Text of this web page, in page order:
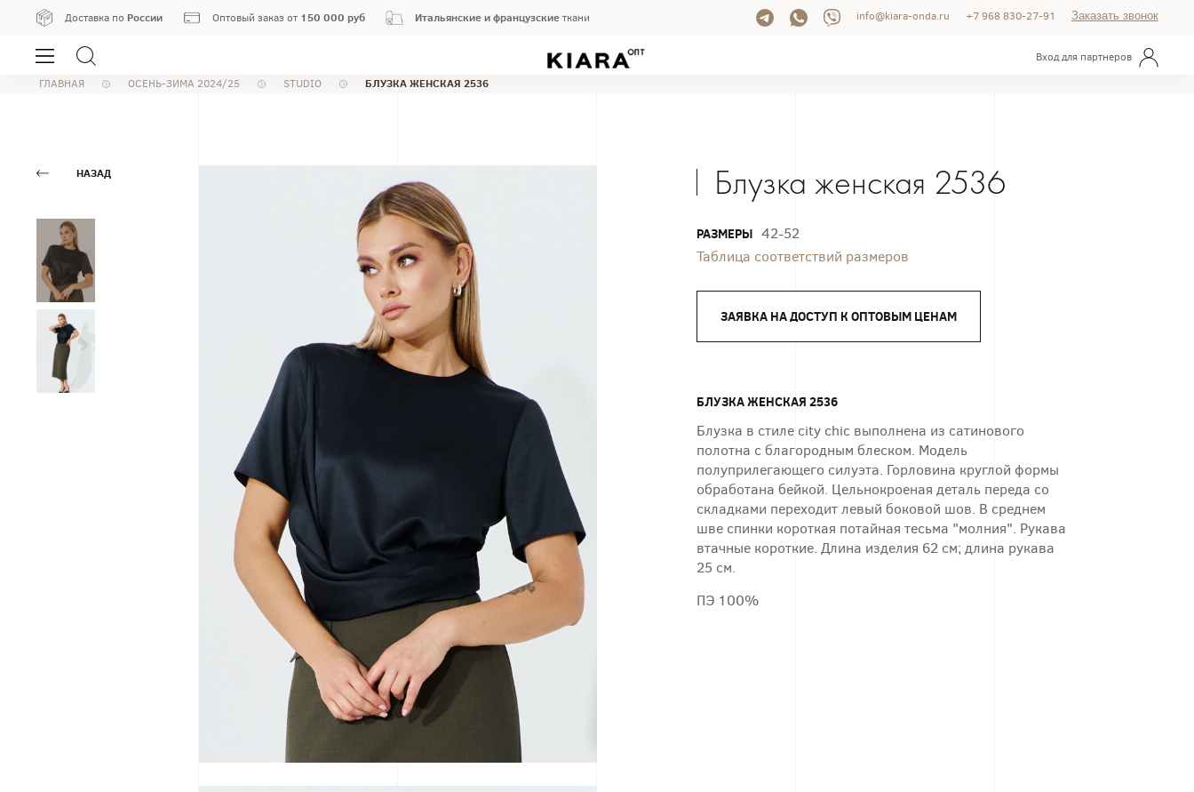
Доставка по России Оптовый заказ от 150 000 руб Итальянские и французскиеткани info@kiara-onda.ru +7 968 830-27-91 Заказать звонок
Вход для партнеров
ГЛАВНАЯ
ОСЕНЬ-ЗИМА 2024/25 STUDIO БЛУЗКА ЖЕНСКАЯ 2536
НАЗАД Блузка женская 2536
РАЗМЕРЫ 42-52
Таблица соответствий размеров
ЗАЯВКА НА ДОСТУП К ОПТОВЫМ ЦЕНАМ
БЛУЗКА ЖЕНСКАЯ 2536
Блузка в стиле city chic выполнена из сатинового
полотна с благородным блеском. Модель
полуприлегающего силуэта. Горловина круглой формы
обработана бейкой. Цельнокроеная деталь переда со
складками переходит левый боковой шов. В среднем
шве спинки короткая потайная тесьма "молния". Рукава
втачные короткие. Длина изделия 62 см; длина рукава
25 см.
ПЭ 100%